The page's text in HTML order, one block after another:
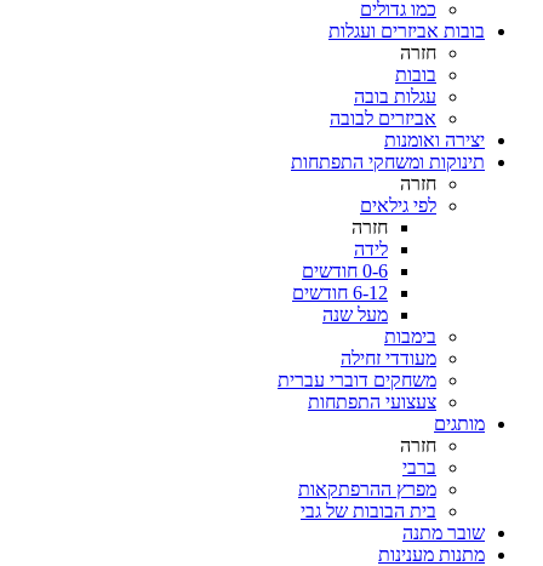
כמו גדולים
בובות אביזרים ועגלות
חזרה
בובות
עגלות בובה
אביזרים לבובה
יצירה ואומנות
תינוקות ומשחקי התפתחות
חזרה
לפי גילאים
חזרה
לידה
0-6 חודשים
6-12 חודשים
מעל שנה
בימבות
מעודדי זחילה
משחקים דוברי עברית
צעצועי התפתחות
מותגים
חזרה
ברבי
מפרץ ההרפתקאות
בית הבובות של גבי
שובר מתנה
מתנות מענינות